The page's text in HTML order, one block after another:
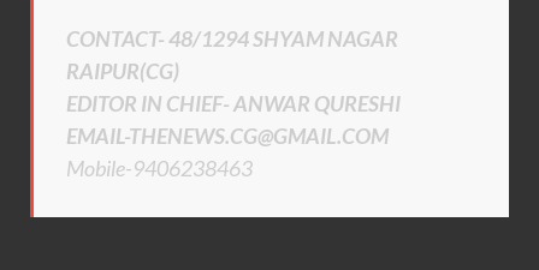
CONTACT- 48/1294 SHYAM NAGAR
RAIPUR(CG)
EDITOR IN CHIEF- ANWAR QURESHI
EMAIL-THENEWS.CG@GMAIL.COM
Mobile-9406238463